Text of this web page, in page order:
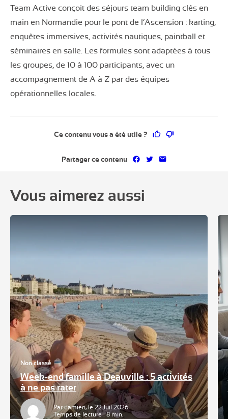
Team Active conçoit des séjours team building clés en
main en Normandie pour le pont de l’Ascension : karting,
enquêtes immersives, activités nautiques, paintball et
séminaires en salle. Les formules sont adaptées à tous
les groupes, de 10 à 100 participants, avec un
accompagnement de A à Z par des équipes
opérationnelles locales.
Ce contenu vous a été utile ? Ce contenu vous
Partager ce contenu Partager sur Facebook
Partager sur Twitter
Partager par
Vous aimerez aussi
Non classé
Week-end famille à Deauville : 5 activités
à ne pas rater
Par damien, le 22 Juil 2026
Temps de lecture : 8 min.